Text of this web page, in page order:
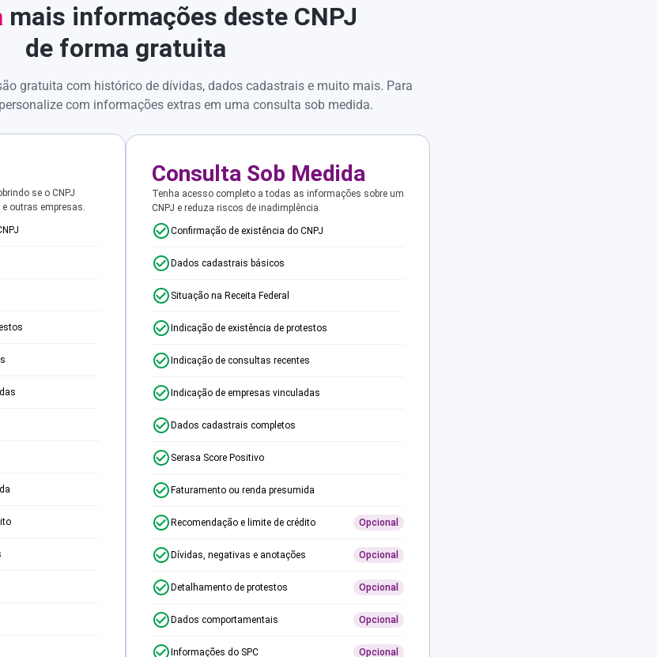
mais informações deste CNPJ
de forma gratuita
gratuita com histórico de dívidas, dados cadastrais e muito mais. Para
com informações extras em uma consulta sob medida.
se o CNPJ
outras empresas.
Consulta Sob Medida
Tenha acesso completo a todas as informações sobre um
CNPJ e reduza riscos de inadimplência.
Confirmação de existência do CNPJ
Dados cadastrais básicos
Situação na Receita Federal
Indicação de existência de protestos
Indicação de consultas recentes
Indicação de empresas vinculadas
Dados cadastrais completos
Serasa Score Positivo
Faturamento ou renda presumida
Recomendação e limite de crédito Opcional
Dívidas, negativas e anotações Opcional
Detalhamento de protestos Opcional
Dados comportamentais Opcional
Informações do SPC Opcional